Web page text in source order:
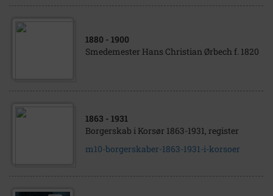
1880 - 1900
Smedemester Hans Christian Ørbech f. 1820
1863 - 1931
Borgerskab i Korsør 1863-1931, register
m10-borgerskaber-1863-1931-i-korsoer